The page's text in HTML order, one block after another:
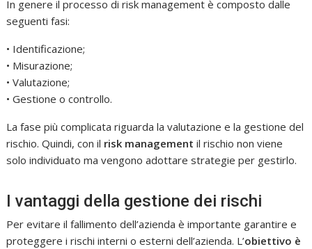
In genere il processo di risk management è composto dalle
seguenti fasi:
• Identificazione;
• Misurazione;
• Valutazione;
• Gestione o controllo.
La fase più complicata riguarda la valutazione e la gestione del
rischio. Quindi, con il risk management il rischio non viene
solo individuato ma vengono adottare strategie per gestirlo.
I vantaggi della gestione dei rischi
Per evitare il fallimento dell’azienda è importante garantire e
proteggere i rischi interni o esterni dell’azienda. L’obiettivo è